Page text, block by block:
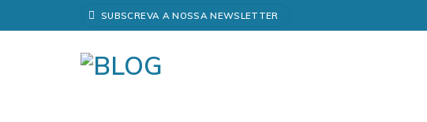
SUBSCREVA A NOSSA NEWSLETTER